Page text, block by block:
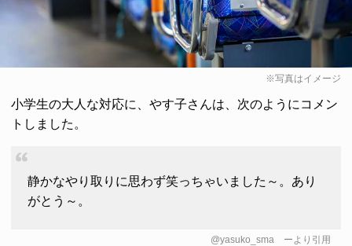
※写真はイメージ
小学生の大人な対応に、やす子さんは、次のようにコメン
トしました。
静かなやり取りに思わず笑っちゃいました～。あり
がとう～。
@yasuko_smaーより引用